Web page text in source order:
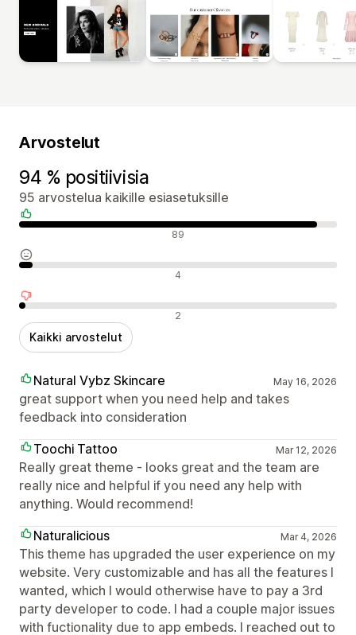
Arvostelut
94 % positiivisia
95 arvostelua kaikille esiasetuksille
Positiiviset arvostelut 89
Neutraalit arvostelut 4
Negatiiviset arvostelut 2
Kaikki arvostelut
Natural Vybz Skincare May 16, 2026
great support when you need help and takes
feedback into consideration
Toochi Tattoo
Mar 12, 2026
Really great theme - looks great and the team are
really nice and helpful if you need any help with
anything. Would recommend!
Naturalicious
Mar 4, 2026
This theme has upgraded the user experience on my
website. Very customizable and has all the features I
wanted, which I would otherwise have to pay a 3rd
party developer to code. I had a couple major issues
with fuctionality due to app embeds. I reached out to